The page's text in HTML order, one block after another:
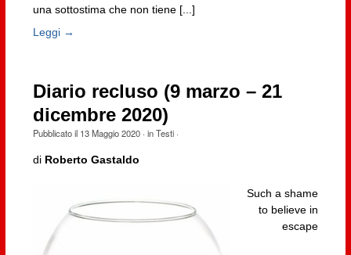
una sottostima che non tiene [...]
Leggi →
Diario recluso (9 marzo – 21
dicembre 2020)
Pubblicato il 13 Maggio 2020· inTesti·
di Roberto Gastaldo
Such a shame
to believe in
escape